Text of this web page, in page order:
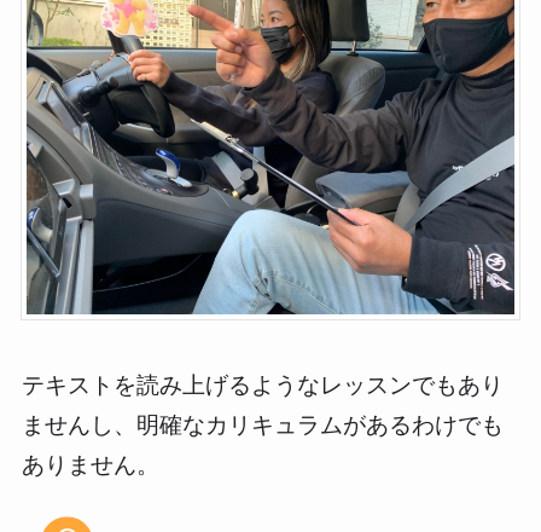
テキストを読み上げるようなレッスンでもあり
ませんし、明確なカリキュラムがあるわけでも
ありません。